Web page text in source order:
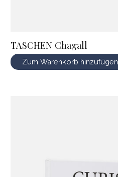
TASCHEN Chagall
Zum Warenkorb hinzufügen